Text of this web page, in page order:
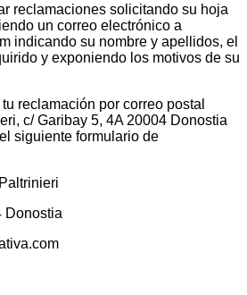
reclamaciones solicitando su hoja
un correo electrónico a
indicando su nombre y apellidos, el
y exponiendo los motivos de su
reclamación por correo postal
c/ Garibay 5, 4A 20004 Donostia
siguiente formulario de
Donostia